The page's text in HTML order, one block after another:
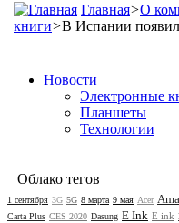
Главная>О
книги>В Испании
Новости
Электронные
Планшеты
Технологии
Облако тегов
1 сентября 3G 5G 8 марта 9 мая Acer
Carta Plus CES 2020 Dasung E Ink E ink